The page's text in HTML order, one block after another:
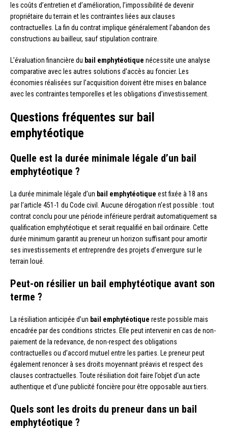
les coûts d’entretien et d’amélioration, l’impossibilité de devenir
propriétaire du terrain et les contraintes liées aux clauses
contractuelles. La fin du contrat implique généralement l’abandon des
constructions au bailleur, sauf stipulation contraire.
L’évaluation financière du bail emphytéotique nécessite une analyse
comparative avec les autres solutions d’accès au foncier. Les
économies réalisées sur l’acquisition doivent être mises en balance
avec les contraintes temporelles et les obligations d’investissement.
Questions fréquentes sur bail
emphytéotique
Quelle est la durée minimale légale d’un bail
emphytéotique ?
La durée minimale légale d’un bail emphytéotique est fixée à 18 ans
par l’article 451-1 du Code civil. Aucune dérogation n’est possible : tout
contrat conclu pour une période inférieure perdrait automatiquement sa
qualification emphytéotique et serait requalifié en bail ordinaire. Cette
durée minimum garantit au preneur un horizon suffisant pour amortir
ses investissements et entreprendre des projets d’envergure sur le
terrain loué.
Peut-on résilier un bail emphytéotique avant son
terme ?
La résiliation anticipée d’un bail emphytéotique reste possible mais
encadrée par des conditions strictes. Elle peut intervenir en cas de non-
paiement de la redevance, de non-respect des obligations
contractuelles ou d’accord mutuel entre les parties. Le preneur peut
également renoncer à ses droits moyennant préavis et respect des
clauses contractuelles. Toute résiliation doit faire l’objet d’un acte
authentique et d’une publicité foncière pour être opposable aux tiers.
Quels sont les droits du preneur dans un bail
emphytéotique ?